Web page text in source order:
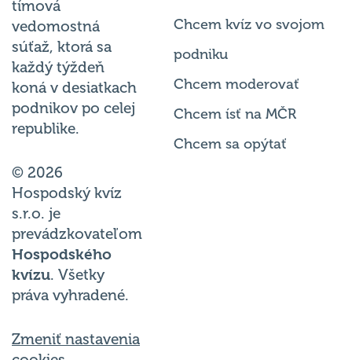
tímová
vedomostná
súťaž, ktorá sa
každý týždeň
koná v desiatkach
podnikov po celej
republike.
© 2026
Hospodský kvíz
s.r.o. je
prevádzkovateľom
Hospodského
kvízu. Všetky
práva vyhradené.
Zmeniť nastavenia
Chcem kvíz vo svojom
podniku
Chcem moderovať
Chcem ísť na MČR
Chcem sa opýtať